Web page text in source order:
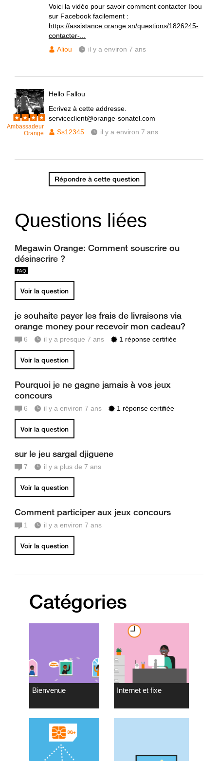
Voici la vidéo pour savoir comment contacter Ibou
sur Facebook facilement :
https://assistance.orange.sn/questions/1826245-
contacter-...
Aliou
il y a environ 7 ans
Ambassadeur
Orange
Hello Fallou
Ecrivez à cette addresse.
serviceclient@orange-sonatel.com
Ss12345
il y a environ 7 ans
Répondre à cette question
Questions liées
Megawin Orange: Comment souscrire ou
désinscrire ?
Voir la question
je souhaite payer les frais de livraisons via
orange money pour recevoir mon cadeau?
6 il y a presque 7 ans 1 réponse certifiée
Voir la question
Pourquoi je ne gagne jamais à vos jeux
concours
6 il y a environ 7 ans 1 réponse certifiée
Voir la question
sur le jeu sargal djiguene
7 il y a plus de 7 ans
Voir la question
Comment participer aux jeux concours
1 il y a environ 7 ans
Voir la question
Catégories
Bienvenue Internet et fixe